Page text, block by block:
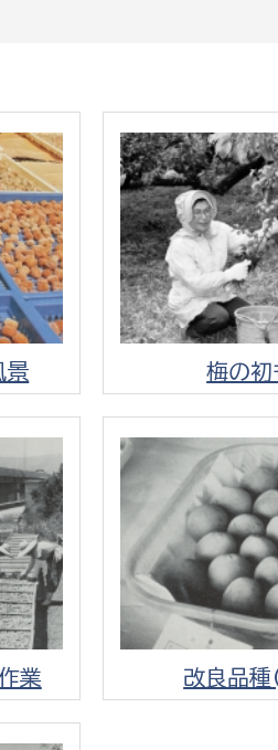
市立総合医療
患者サポートセ
病院管理局：経
病院管理局：施
病院管理局：医
選挙管理委員
選挙管理委員
景 梅の初
業 改良品